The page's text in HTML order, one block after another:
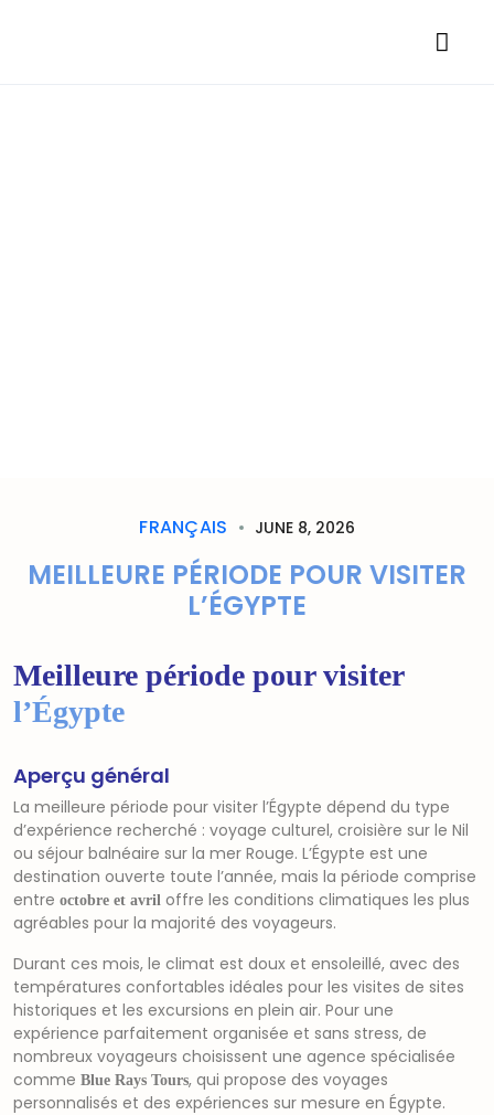
FRANÇAIS JUNE 8, 2026
MEILLEURE PÉRIODE POUR VISITER
L’ÉGYPTE
Meilleure période pour visiter
l’Égypte
Aperçu général
La meilleure période pour visiter l’Égypte dépend du type
d’expérience recherché : voyage culturel, croisière sur le Nil
ou séjour balnéaire sur la mer Rouge. L’Égypte est une
destination ouverte toute l’année, mais la période comprise
entre octobre et avril offre les conditions climatiques les plus
agréables pour la majorité des voyageurs.
Durant ces mois, le climat est doux et ensoleillé, avec des
températures confortables idéales pour les visites de sites
historiques et les excursions en plein air. Pour une
expérience parfaitement organisée et sans stress, de
nombreux voyageurs choisissent une agence spécialisée
comme Blue Rays Tours, qui propose des voyages
personnalisés et des expériences sur mesure en Égypte.